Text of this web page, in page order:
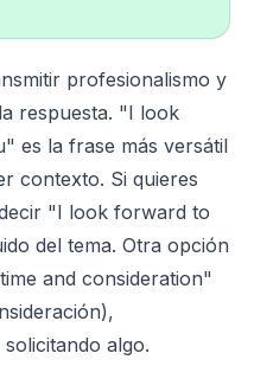
profesionalismo y
respuesta. "I look
es la frase más versátil
contexto. Si quieres
"I look forward to
del tema. Otra opción
and consideration"
algo.